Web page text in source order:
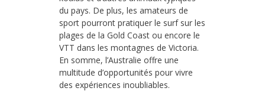
du pays. De plus, les amateurs de
sport pourront pratiquer le surf sur les
plages de la Gold Coast ou encore le
VTT dans les montagnes de Victoria.
En somme, l’Australie offre une
multitude d’opportunités pour vivre
des expériences inoubliables.